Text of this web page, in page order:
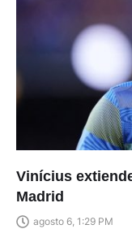
Vinícius
Madrid
agosto 6, 1:29 PM